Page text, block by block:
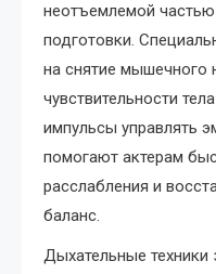
неотъемлемой частью
подготовки.
на снятие мышечного
чувствительности
импульсы управлять
помогают актерам
расслабления и
баланс.
Дыхательные